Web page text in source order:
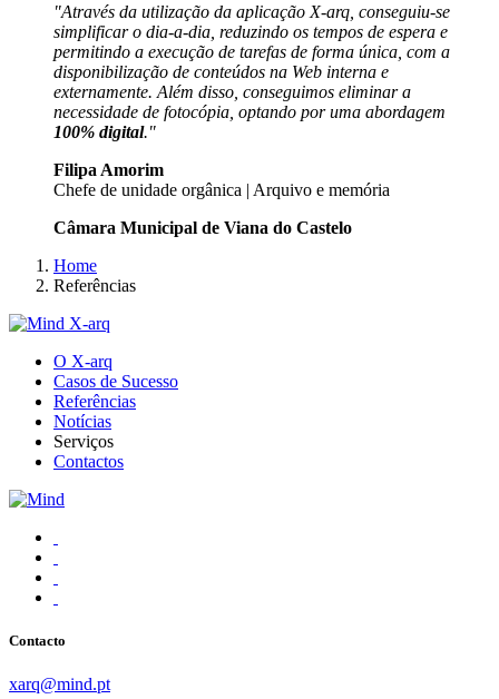
"Através da utilização da aplicação X-arq, conseguiu-se
simplificar o dia-a-dia, reduzindo os tempos de espera e
permitindo a execução de tarefas de forma única, com a
disponibilização de conteúdos na Web interna e
externamente. Além disso, conseguimos eliminar a
necessidade de fotocópia, optando por uma abordagem
100% digital."
Filipa Amorim
Chefe de unidade orgânica | Arquivo e memória
Câmara Municipal de Viana do Castelo
Home
Referências
O X-arq
Casos de Sucesso
Referências
Notícias
Serviços
Contactos
Contacto
xarq@mind.pt